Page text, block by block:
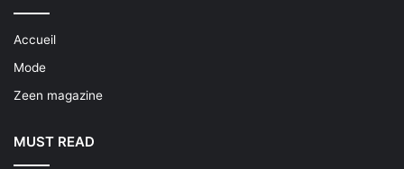
Accueil
Mode
Zeen magazine
MUST READ